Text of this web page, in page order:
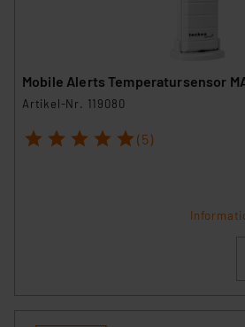
Mobile Alerts Temperatursensor
Artikel-Nr. 119080
1 2 3 4 5 (5)